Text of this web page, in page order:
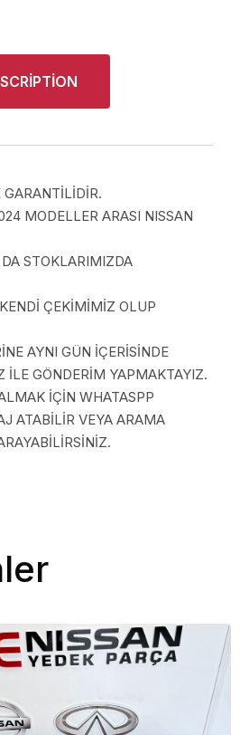
GARANTİLİDİR.
MODELLER ARASI NISSAN
STOKLARIMIZDA
ÇEKİMİMİZ OLUP
AYNI GÜN İÇERİSİNDE
GÖNDERİM YAPMAKTAYIZ.
İÇİN WHATASPP
ATABİLİR VEYA ARAMA